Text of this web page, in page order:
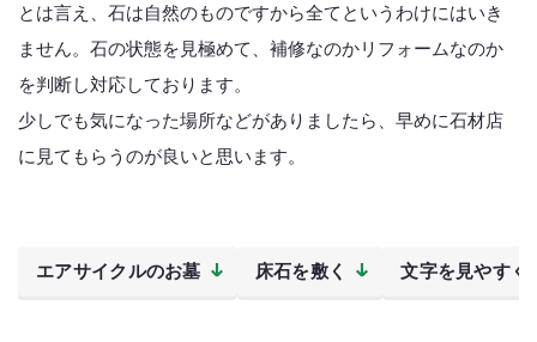
とは言え、石は自然のものですから全てというわけにはいき
ません。石の状態を見極めて、補修なのかリフォームなのか
を判断し対応しております。
少しでも気になった場所などがありましたら、早めに石材店
に見てもらうのが良いと思います。
エアサイクルのお墓 床石を敷く 文字を見やすく